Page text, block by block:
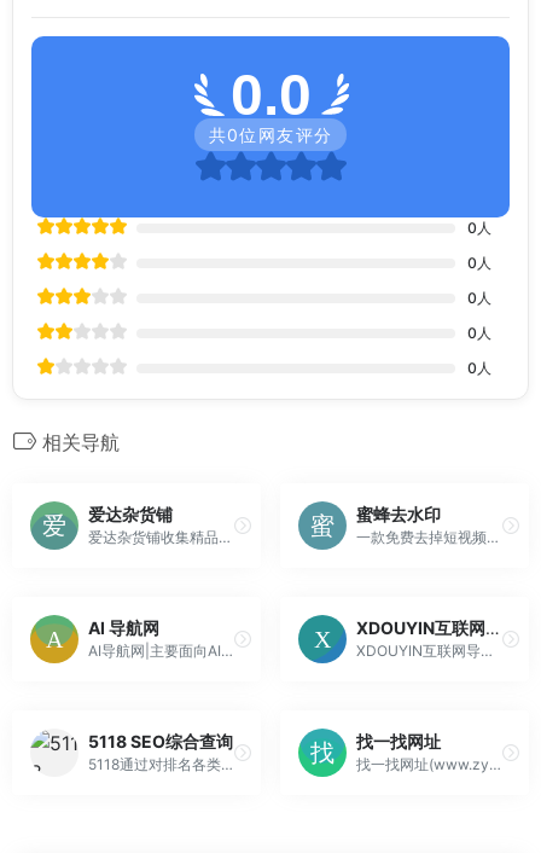
0.0
共0位网友评分
0 人
0 人
0 人
0 人
0 人
相关导航
爱达杂货铺
爱达杂货铺收集精品网络免费资源、包括免费视频、网盘搜索、软件、网站和各类资源，欢迎前来探索。
蜜蜂去水印
一款免费去掉短视频水印工具，在线去水印方便快捷
AI 导航网
AI导航网|主要面向AI文本，AI绘画，AI游戏，AI视频四大领域。我们同时整理了各类AI相关的信息，涵盖AI网址大全，AI工具软件，AI软件免费教程，AI热点资讯，AI学习图书等等|期望能对AI爱好者有所帮助！
XDOUYIN互联网导航
XDOUYIN互联网导航;简洁方便可依赖！
5118 SEO综合查询
5118通过对排名各类大数据挖掘,提供关键词挖掘,行业词库,站群权重监控,关键词排名监控,指数词,流量词挖掘工具等排名工作人员必备百度站长工具平台
找一找网址
找一找网址(www.zyzwz.cn)-站在前方,为你寻路，一个全人工编辑的开放式网址查询目录，在这里汇聚了网上较为优秀的网站，目的是满足用户日常的网址导航需求，帮助用户发现更多有趣的网站，旨在打造高质量导航分类目录网站！